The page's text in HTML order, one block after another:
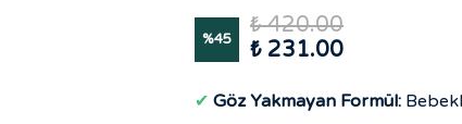
%45
₺ 420.00
₺ 231.00
✔ Göz Yakmayan Formül: